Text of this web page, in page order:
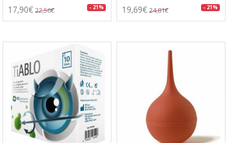
17,90€ 22,56€ - 21% 19,69€ 24,81€ - 21%